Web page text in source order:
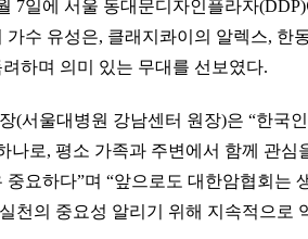
7일에 서울 동대문디자인플라자
가수 유성은, 클래지콰이의 알렉스, 한
하며 의미 있는 무대를 선보였다.
(서울대병원 강남센터 원장)은 “한국
나로, 평소 가족과 주변에서 함께 관
중요하다”며 “앞으로도 대한암협회는
천의 중요성 알리기 위해 지속적으로